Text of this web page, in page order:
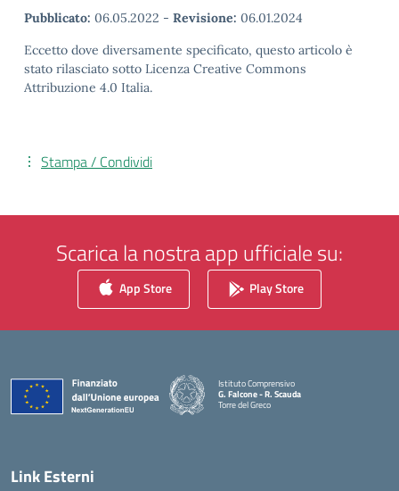
Pubblicato: 06.05.2022 - Revisione: 06.01.2024
Eccetto dove diversamente specificato, questo articolo è
stato rilasciato sotto Licenza Creative Commons
Attribuzione 4.0 Italia.
Stampa / Condividi
Scarica la nostra app ufficiale su:
App Store Play Store
Istituto Comprensivo
G. Falcone - R. Scauda
Torre del Greco
Link Esterni